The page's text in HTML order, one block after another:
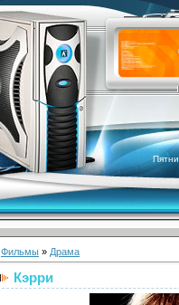
Фильмы » Драма
Кэрри